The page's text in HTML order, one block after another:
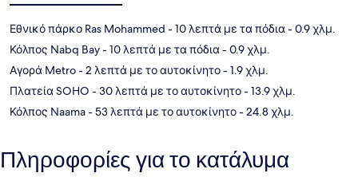
Εθνικό πάρκο Ras Mohammed - 10 λεπτά με τα πόδια- 0.9 χλμ.
Κόλπος Nabq Bay- 10 λεπτά με τα πόδια- 0.9 χλμ.
Αγορά Metro- 2 λεπτά με το αυτοκίνητο- 1.9 χλμ.
Πλατεία SOHO - 30 λεπτά με το αυτοκίνητο- 13.9 χλμ.
Κόλπος Naama- 53 λεπτά με το αυτοκίνητο- 24.8 χλμ.
Πληροφορίες για το κατάλυμα